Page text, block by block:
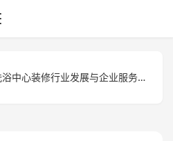
沈阳洗浴中心装修行业发展与企业服务介绍